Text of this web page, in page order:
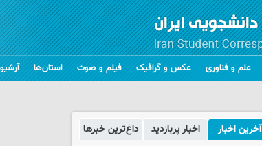
علم و فناوری عکس و گرافیک فیلم و صوت استان‌ها
آخرین اخبار اخبار پربازدید داغ‌ترین خبرها